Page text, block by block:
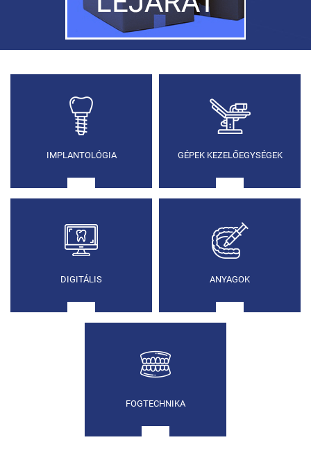
IMPLANTOLÓGIA GÉPEK KEZELŐEGYSÉGEK
DIGITÁLIS ANYAGOK
FOGTECHNIKA